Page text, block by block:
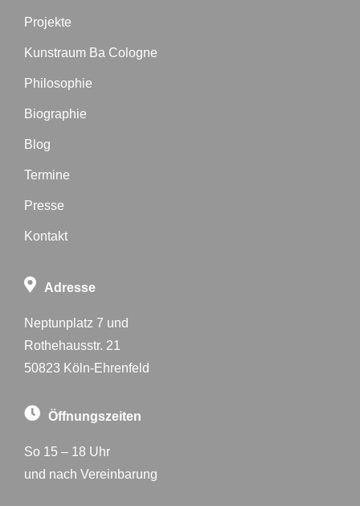
Projekte
Kunstraum Ba Cologne
Philosophie
Biographie
Blog
Termine
Presse
Kontakt
Adresse
Neptunplatz 7 und
Rothehausstr. 21
50823 Köln-Ehrenfeld
Öffnungszeiten
So 15 – 18 Uhr
und nach Vereinbarung